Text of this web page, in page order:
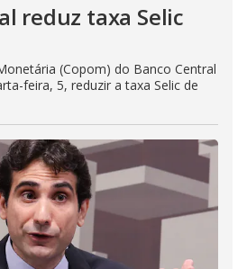
reduz taxa Selic
(Copom) do Banco Central
feira, 5, reduzir a taxa Selic de